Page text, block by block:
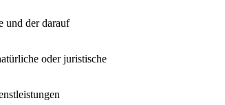
und der darauf
oder juristische